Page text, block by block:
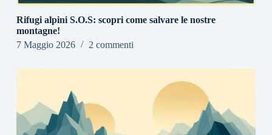
Rifugi alpini S.O.S: scopri come salvare le nostre
montagne!
7 Maggio 2026
2 commenti